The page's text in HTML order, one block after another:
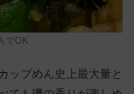
でOK
ップめん史上最大量と